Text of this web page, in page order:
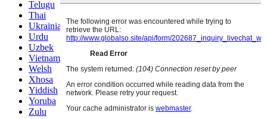
Telugu
Thai
Ukrainian
Urdu
Uzbek
Vietnamese
Welsh
Xhosa
Yiddish
Yoruba
Zulu